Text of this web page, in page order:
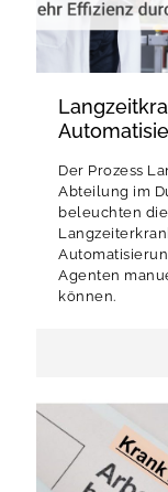
Der Prozess
Abteilung im
beleuchten
Agenten
können.